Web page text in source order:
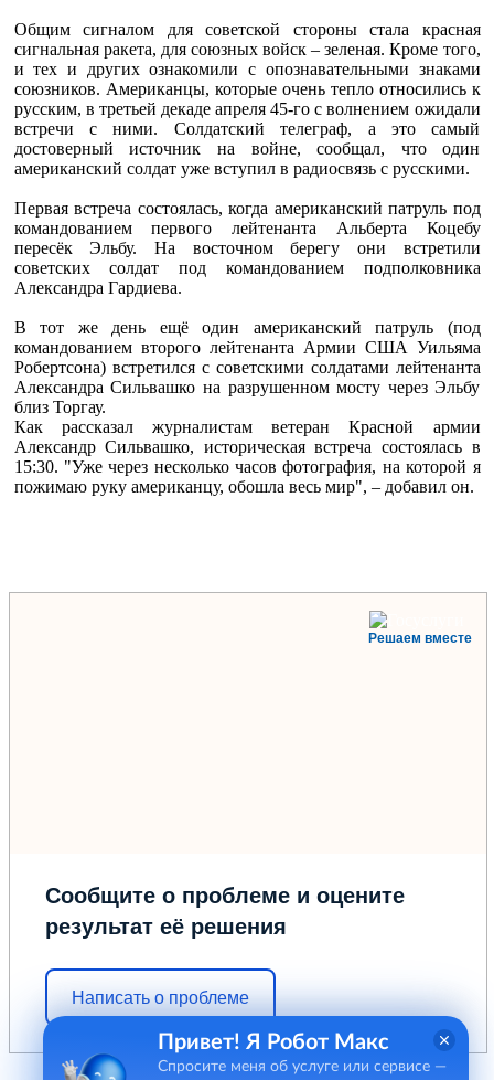
Общим сигналом для советской стороны стала красная
сигнальная ракета, для союзных войск – зеленая. Кроме того,
и тех и других ознакомили с опознавательными знаками
союзников. Американцы, которые очень тепло относились к
русским, в третьей декаде апреля 45-го с волнением ожидали
встречи с ними. Солдатский телеграф, а это самый
достоверный источник на войне, сообщал, что один
американский солдат уже вступил в радиосвязь с русскими.
Первая встреча состоялась, когда американский патруль под
командованием первого лейтенанта Альберта Коцебу
пересёк Эльбу. На восточном берегу они встретили
советских солдат под командованием подполковника
Александра Гардиева.
В тот же день ещё один американский патруль (под
командованием второго лейтенанта Армии США Уильяма
Робертсона) встретился с советскими солдатами лейтенанта
Александра Сильвашко на разрушенном мосту через Эльбу
близ Торгау.
Как рассказал журналистам ветеран Красной армии
Александр Сильвашко, историческая встреча состоялась в
15:30. "Уже через несколько часов фотография, на которой я
пожимаю руку американцу, обошла весь мир", – добавил он.
Решаем вместе
Сообщите о проблеме и оцените
результат её решения
Написать о проблеме
Привет! Я Робот Макс
Спросите меня об услуге или сервисе —